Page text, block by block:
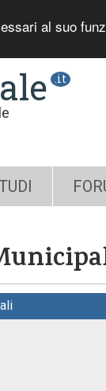
al suo
.it